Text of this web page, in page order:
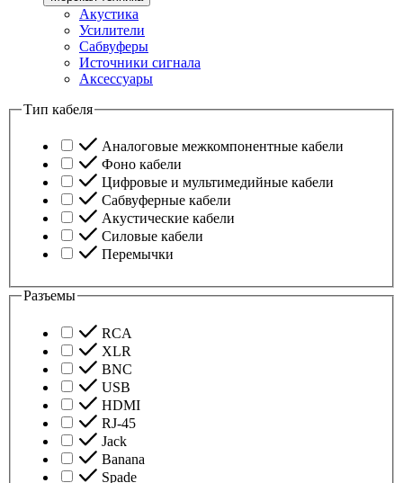
Акустика
Усилители
Сабвуферы
Источники сигнала
Аксессуары
Тип кабеля
Аналоговые межкомпонентные кабели
Фоно кабели
Цифровые и мультимедийные кабели
Сабвуферные кабели
Акустические кабели
Силовые кабели
Перемычки
Разъемы
RCA
XLR
BNC
USB
HDMI
RJ-45
Jack
Banana
Spade